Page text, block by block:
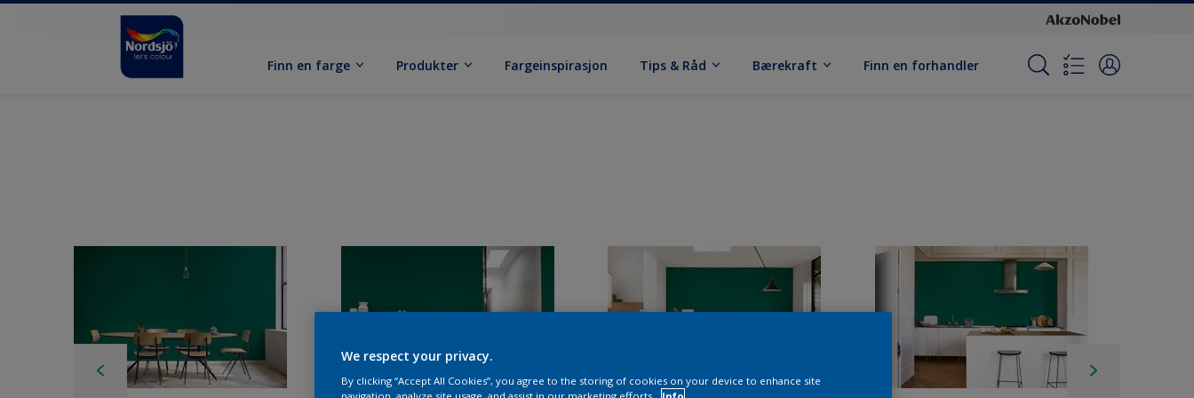
Finn en farge Produkter Fargeinspirasjon Tips & Råd Bærekraft Finn en forhandler
We respect your privacy.
By clicking “Accept All Cookies”, you agree to the storing of cookies on your device to enhance site